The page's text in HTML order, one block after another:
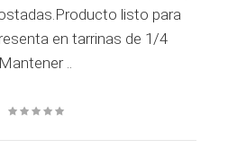
listo para
en tarrinas de 1/4
Mantener ..